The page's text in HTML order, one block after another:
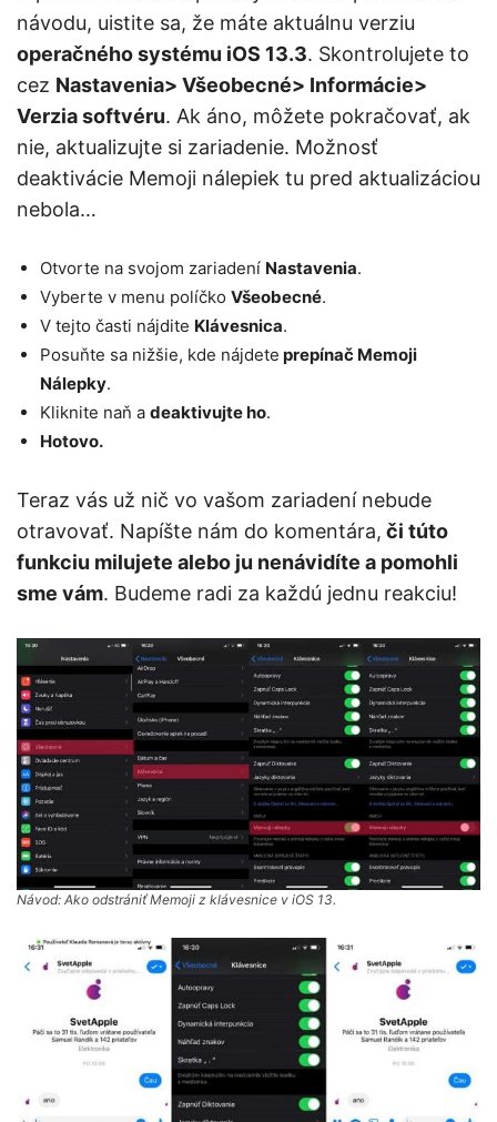
návodu, uistite sa, že máte aktuálnu verziu
operačného systému iOS 13.3. Skontrolujete to
cez Nastavenia> Všeobecné> Informácie>
Verzia softvéru. Ak áno, môžete pokračovať, ak
nie, aktualizujte si zariadenie. Možnosť
deaktivácie Memoji nálepiek tu pred aktualizáciou
nebola…
Otvorte na svojom zariadení Nastavenia.
Vyberte v menu políčko Všeobecné.
V tejto časti nájdite Klávesnica.
Posuňte sa nižšie, kde nájdete prepínač Memoji
Nálepky.
Kliknite naň a deaktivujte ho.
Hotovo.
Teraz vás už nič vo vašom zariadení nebude
otravovať. Napíšte nám do komentára, či túto
funkciu milujete alebo ju nenávidíte a pomohli
sme vám. Budeme radi za každú jednu reakciu!
Návod: Ako odstrániť Memoji z klávesnice v iOS 13.